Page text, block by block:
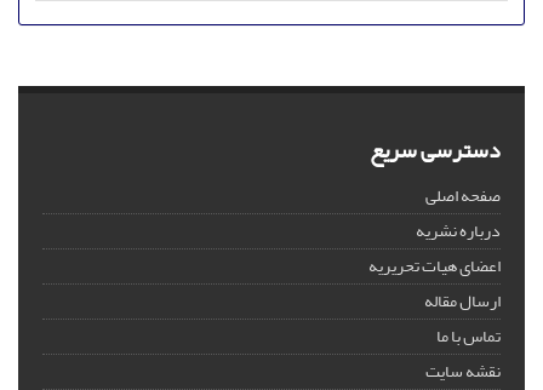
دسترسی سریع
صفحه اصلی
درباره نشریه
اعضای هیات تحریریه
ارسال مقاله
تماس با ما
نقشه سایت